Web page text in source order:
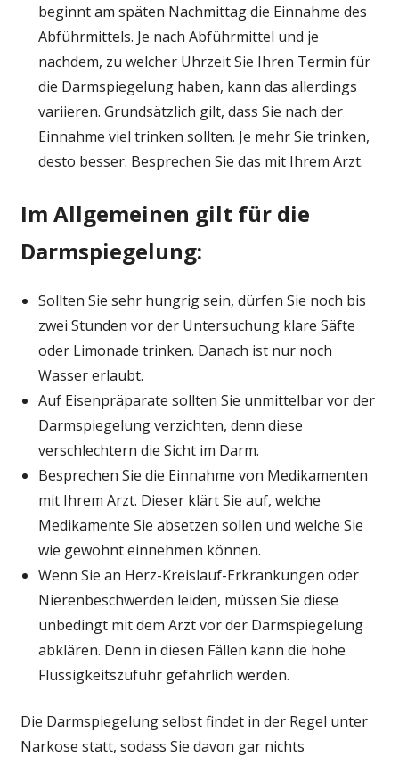
beginnt am späten Nachmittag die Einnahme des
Abführmittels. Je nach Abführmittel und je
nachdem, zu welcher Uhrzeit Sie Ihren Termin für
die Darmspiegelung haben, kann das allerdings
variieren. Grundsätzlich gilt, dass Sie nach der
Einnahme viel trinken sollten. Je mehr Sie trinken,
desto besser. Besprechen Sie das mit Ihrem Arzt.
Im Allgemeinen gilt für die
Darmspiegelung:
Sollten Sie sehr hungrig sein, dürfen Sie noch bis
zwei Stunden vor der Untersuchung klare Säfte
oder Limonade trinken. Danach ist nur noch
Wasser erlaubt.
Auf Eisenpräparate sollten Sie unmittelbar vor der
Darmspiegelung verzichten, denn diese
verschlechtern die Sicht im Darm.
Besprechen Sie die Einnahme von Medikamenten
mit Ihrem Arzt. Dieser klärt Sie auf, welche
Medikamente Sie absetzen sollen und welche Sie
wie gewohnt einnehmen können.
Wenn Sie an Herz-Kreislauf-Erkrankungen oder
Nierenbeschwerden leiden, müssen Sie diese
unbedingt mit dem Arzt vor der Darmspiegelung
abklären. Denn in diesen Fällen kann die hohe
Flüssigkeitszufuhr gefährlich werden.
Die Darmspiegelung selbst findet in der Regel unter
Narkose statt, sodass Sie davon gar nichts